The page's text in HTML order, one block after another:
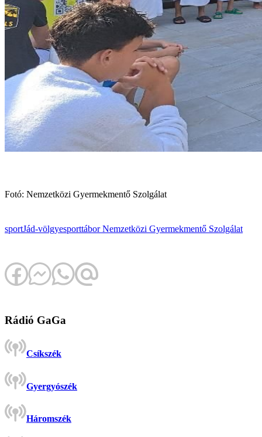
Fotó: Nemzetközi Gyermekmentő Szolgálat
sportJád-völgyesporttáborNemzetközi Gyermekmentő Szolgálat
Rádió GaGa
Csíkszék
Gyergyószék
Háromszék